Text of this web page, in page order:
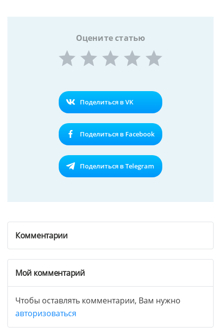
Оцените статью
Поделиться в VK
Поделиться в Facebook
Поделиться в Telegram
Комментарии
Мой комментарий
Чтобы оставлять комментарии, Вам нужно
авторизоваться